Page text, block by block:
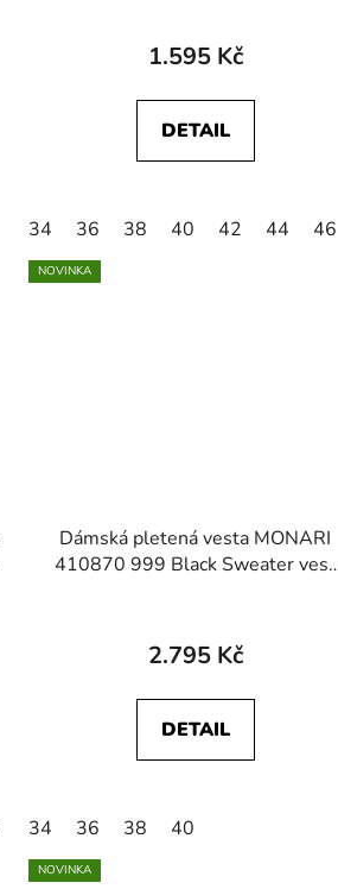
1.595 Kč
DETAIL
34 36 38 40 42 44 46
NOVINKA
Dámská pletená vesta MONARI
410870 999 Black Sweater vest
2.795 Kč
DETAIL
34 36 38 40
NOVINKA